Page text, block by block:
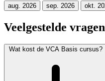
aug. 2026 sep. 2026 okt.
Veelgestelde vragen
Wat kost de VCA Basis cursus?